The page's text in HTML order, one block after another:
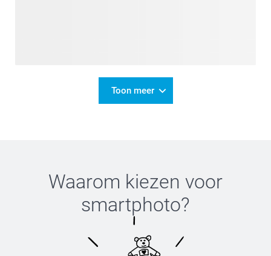
Toon meer
Waarom kiezen voor
smartphoto?